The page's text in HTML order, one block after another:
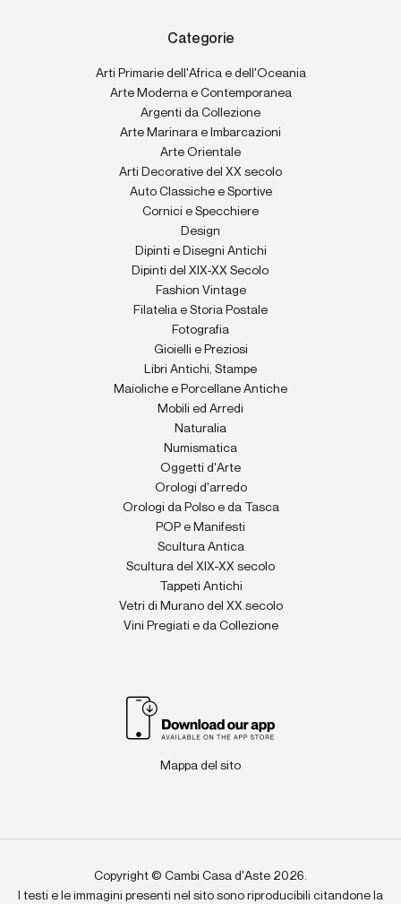
Categorie
Arti Primarie dell'Africa e dell'Oceania
Arte Moderna e Contemporanea
Argenti da Collezione
Arte Marinara e Imbarcazioni
Arte Orientale
Arti Decorative del XX secolo
Auto Classiche e Sportive
Cornici e Specchiere
Design
Dipinti e Disegni Antichi
Dipinti del XIX-XX Secolo
Fashion Vintage
Filatelia e Storia Postale
Fotografia
Gioielli e Preziosi
Libri Antichi, Stampe
Maioliche e Porcellane Antiche
Mobili ed Arredi
Naturalia
Numismatica
Oggetti d'Arte
Orologi d'arredo
Orologi da Polso e da Tasca
POP e Manifesti
Scultura Antica
Scultura del XIX-XX secolo
Tappeti Antichi
Vetri di Murano del XX secolo
Vini Pregiati e da Collezione
Mappa del sito
Copyright © Cambi Casa d'Aste 2026.
I testi e le immagini presenti nel sito sono riproducibili citandone la